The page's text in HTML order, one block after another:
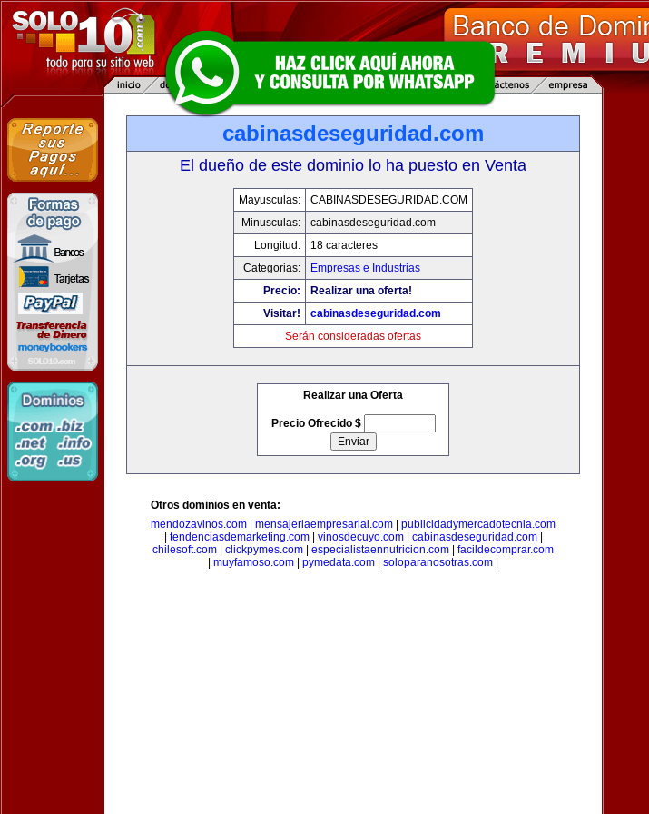
cabinasdeseguridad.com
El dueño de este dominio lo ha puesto en Venta
Mayusculas:
CABINASDESEGURIDAD.COM
Minusculas:
cabinasdeseguridad.com
Longitud:
18 caracteres
Categorias:
Empresas e Industrias
Precio:
Realizar una oferta!
Visitar!
cabinasdeseguridad.com
Serán consideradas ofertas
Realizar una Oferta
Precio Ofrecido $
Otros dominios en venta:
mendozavinos.com
mensajeriaempresarial.com
publicidadymercadotecnia.com
tendenciasdemarketing.com| vinosdecuyo.com| cabinasdeseguridad.com|
chilesoft.com
clickpymes.com especialistaennutricion.com
facildecomprar.com
muyfamoso.com pymedata.com soloparanosotras.com